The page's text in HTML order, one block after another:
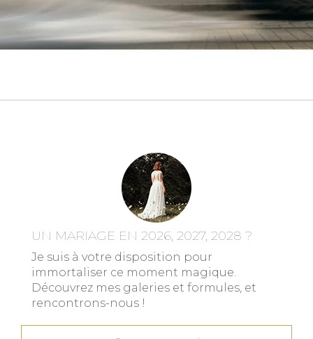
UN MARIAGE EN 2026, 2027, 2028 ?
Je suis à votre disposition pour
immortaliser ce moment magique.
Découvrez mes galeries et formules, et
rencontrons-nous !